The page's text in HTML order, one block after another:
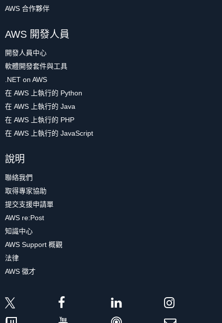
AWS 合作夥伴
AWS 開發人員
開發人員中心
軟體開發套件與工具
.NET on AWS
在 AWS 上執行的 Python
在 AWS 上執行的 Java
在 AWS 上執行的 PHP
在 AWS 上執行的 JavaScript
說明
聯絡我們
取得專家協助
提交支援申請單
AWS re:Post
知識中心
AWS Support 概觀
法律
AWS 徵才